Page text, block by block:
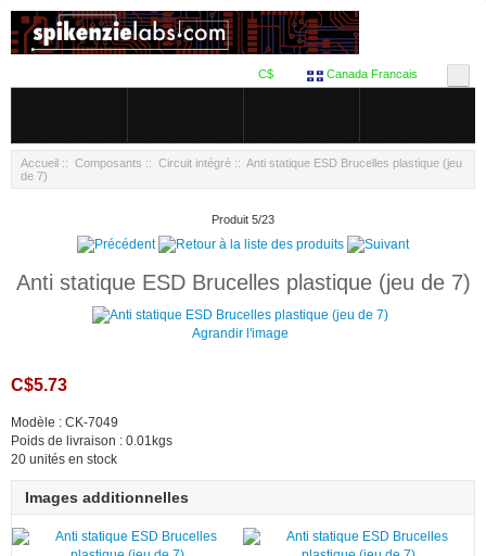
Canada Francais
C$
Accueil :: Composants :: Circuit intégré :: Anti statique ESD Brucelles plastique (jeu
de 7)
Produit 5/23
Anti statique ESD Brucelles plastique (jeu de 7)
Agrandir l'image
C$5.73
Modèle : CK-7049
Poids de livraison : 0.01kgs
20 unités en stock
Images additionnelles